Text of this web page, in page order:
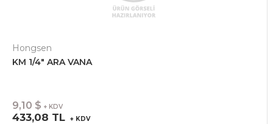
Hongsen
KM 1/4" ARA VANA
433,08 TL + KDV
9,10 $ + KDV